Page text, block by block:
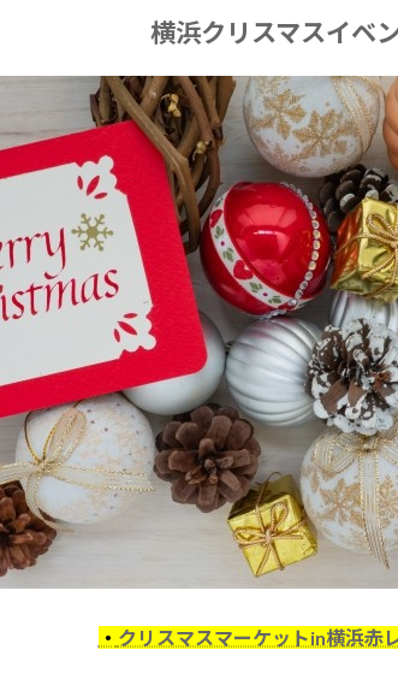
横浜クリスマスイベ
・ クリスマスマーケットin横浜赤